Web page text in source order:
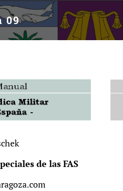
09
de las FAS